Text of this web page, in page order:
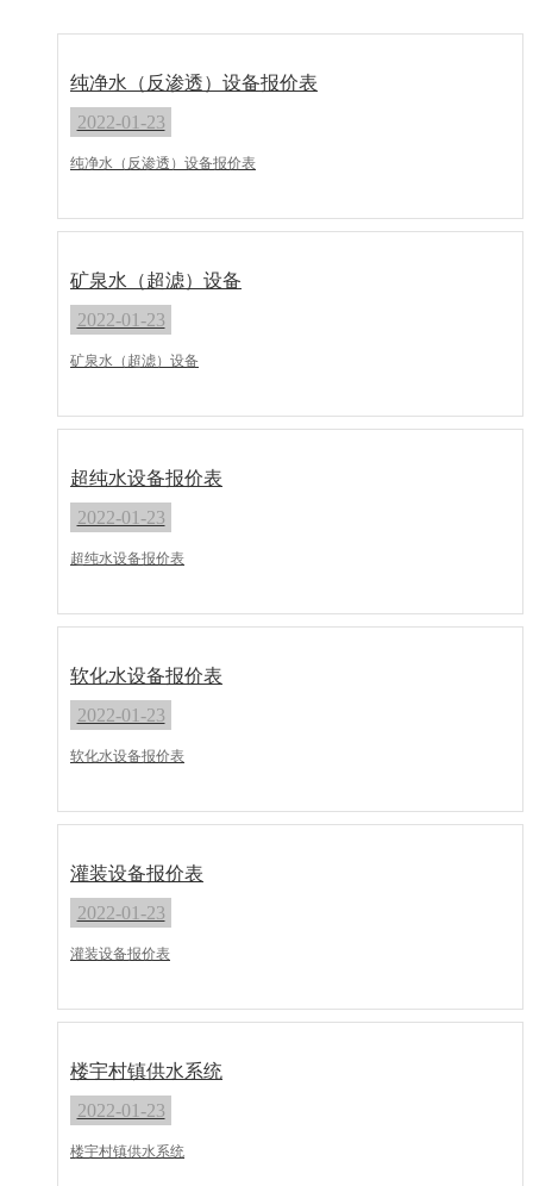
纯净水（反渗透）设备报价表
2022-01-23
纯净水（反渗透）设备报价表
矿泉水（超滤）设备
2022-01-23
矿泉水（超滤）设备
超纯水设备报价表
2022-01-23
超纯水设备报价表
软化水设备报价表
2022-01-23
软化水设备报价表
灌装设备报价表
2022-01-23
灌装设备报价表
楼宇村镇供水系统
2022-01-23
楼宇村镇供水系统